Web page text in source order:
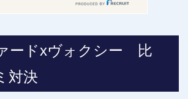
ードxヴォクシー 比
対決